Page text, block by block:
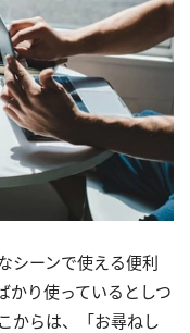
シーンで使える便利
かり使っているとしつ
からは、「お尋ねし